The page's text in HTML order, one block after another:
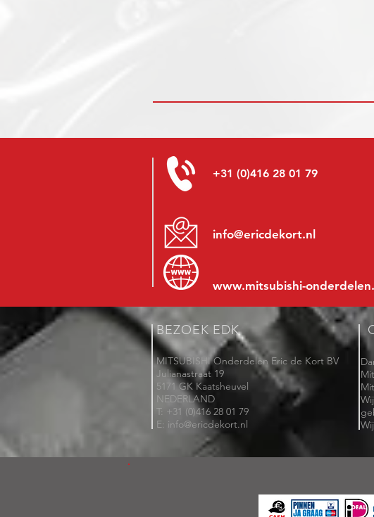
+31 (0)416 28 01 79
info@ericdekort.nl
www.mitsubishi-
BEZOEK EDK
MITSUBISHI Onderdelen Eric de Kort BV
Julianastraat 19
5171 GK Kaatsheuvel
NEDERLAND
T: +31 (0)416 28 01 79
E: info@ericdekort.nl